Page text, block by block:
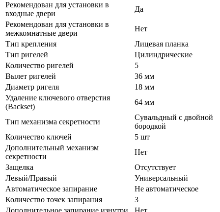
Рекомендован для установки в
входные двери
Да
Рекомендован для установки в
межкомнатные двери
Нет
Тип крепления
Лицевая планка
Тип ригелей
Цилиндрические
Количество ригелей
5
Вылет ригелей
36 мм
Диаметр ригеля
18 мм
Удаление ключевого отверстия
(Backset)
64 мм
Тип механизма секретности
Сувальдный с двойной
бородкой
Количество ключей
5 шт
Дополнительный механизм
секретности
Нет
Защелка
Отсутствует
Левый/Правый
Универсальный
Автоматическое запирание
Не автоматическое
Количество точек запирания
3